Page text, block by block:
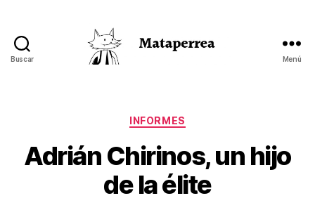
Buscar Menú
Categorías
INFORMES
Adrián Chirinos, un hijo
de la élite